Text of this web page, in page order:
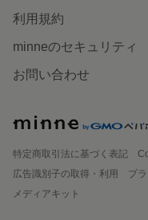
利用規約
minneのセキュリティ
お問い合わせ
特定商取引法に基づく表記
広告識別子の取得・利用
プ
メディアキット